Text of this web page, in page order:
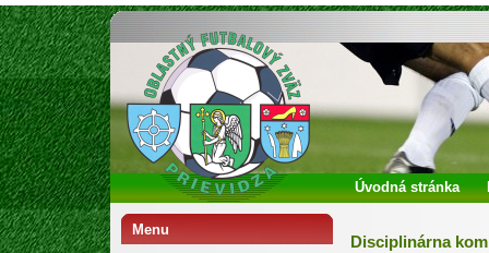
Oblastný futbalový zväz Prievidza
Úvodná stránka
Menu
Disciplinárna